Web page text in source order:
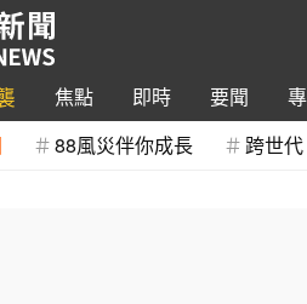
焦點 即時 要聞
88風災伴你成長 跨世代